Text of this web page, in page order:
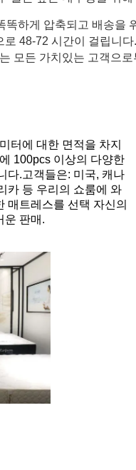
똑하게 압축되고 배송을
48-72 시간이 걸립니
모든 가치있는 고객으
터에 대한 면적을 차지
100pcs 이상의 다양한
다.고객들은: 미국, 캐나
카 등 우리의 쇼룸에 와
매트레스를 선택 자신의
운 판매.